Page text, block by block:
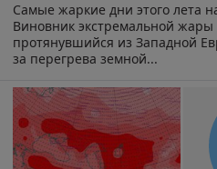
Самые жаркие дни этого лета
Виновник экстремальной жары
протянувшийся из Западной
за перегрева земной...